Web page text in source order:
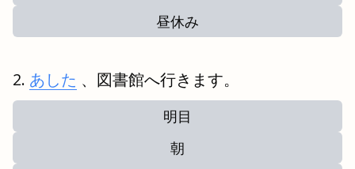
昼休み
あした 、図書館へ行きます。
明目
朝